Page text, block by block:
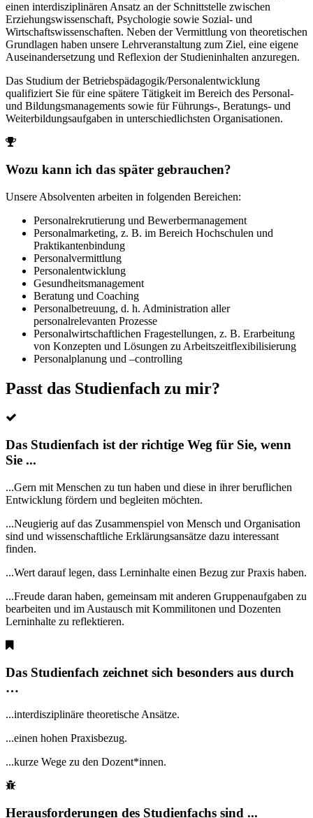
einen interdisziplinären Ansatz an der Schnittstelle zwischen
Erziehungswissenschaft, Psychologie sowie Sozial- und
Wirtschaftswissenschaften. Neben der Vermittlung von theoretischen
Grundlagen haben unsere Lehrveranstaltung zum Ziel, eine eigene
Auseinandersetzung und Reflexion der Studieninhalten anzuregen.
Das Studium der Betriebspädagogik/Personalentwicklung
qualifiziert Sie für eine spätere Tätigkeit im Bereich des Personal-
und Bildungsmanagements sowie für Führungs-, Beratungs- und
Weiterbildungsaufgaben in unterschiedlichsten Organisationen.
Wozu kann ich das später gebrauchen?
Unsere Absolventen arbeiten in folgenden Bereichen:
Personalrekrutierung und Bewerbermanagement
Personalmarketing, z. B. im Bereich Hochschulen und
Praktikantenbindung
Personalvermittlung
Personalentwicklung
Gesundheitsmanagement
Beratung und Coaching
Personalbetreuung, d. h. Administration aller
personalrelevanten Prozesse
Personalwirtschaftlichen Fragestellungen, z. B. Erarbeitung
von Konzepten und Lösungen zu Arbeitszeitflexibilisierung
Personalplanung und –controlling
Passt das Studienfach zu mir?
Das Studienfach ist der richtige Weg für Sie, wenn
Sie ...
...Gern mit Menschen zu tun haben und diese in ihrer beruflichen
Entwicklung fördern und begleiten möchten.
...Neugierig auf das Zusammenspiel von Mensch und Organisation
sind und wissenschaftliche Erklärungsansätze dazu interessant
finden.
...Wert darauf legen, dass Lerninhalte einen Bezug zur Praxis haben.
...Freude daran haben, gemeinsam mit anderen Gruppenaufgaben zu
bearbeiten und im Austausch mit Kommilitonen und Dozenten
Lerninhalte zu reflektieren.
Das Studienfach zeichnet sich besonders aus durch
…
...interdisziplinäre theoretische Ansätze.
...einen hohen Praxisbezug.
...kurze Wege zu den Dozent*innen.
Herausforderungen des Studienfachs sind ...